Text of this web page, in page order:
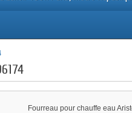
Fourreau pour chauffe eau